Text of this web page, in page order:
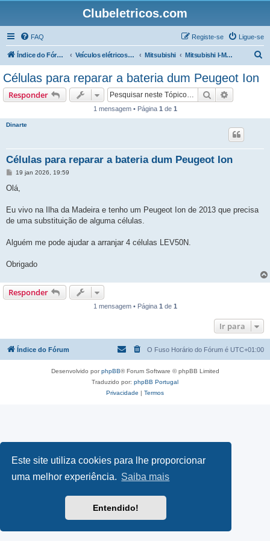
Este site utiliza cookies para lhe proporcionar
uma melhor experiência. Saiba mais
Entendido!
Clubeletricos.com
FAQ Ligue-se
Registe-se
Índice do Fórum Veículos elétricos e híbridos plug-in Mitsubishi Mitsubishi I-MiEV, Citroen C0 e Peugeot Ion
Células para reparar a bateria dum Peugeot Ion
Responder Pesquisar
1 mensagem • Página 1 de 1
Dinarte
Células para reparar a bateria dum Peugeot Ion
M
n
g
m
19 jan 2026, 19:59
Olá,
Eu vivo na Ilha da Madeira e tenho um Peugeot Ion de 2013 que precisa
de uma substituição de alguma células.
Alguém me pode ajudar a arranjar 4 células LEV50N.
Obrigado
Responder
1 mensagem • Página 1 de 1
Ir para
Índice do Fórum O Fuso Horário do Fórum é UTC+01:00
Desenvolvido porphpBB® Forum Software © phpBB Limited
Traduzido por: phpBB Portugal
Privacidade | Termos